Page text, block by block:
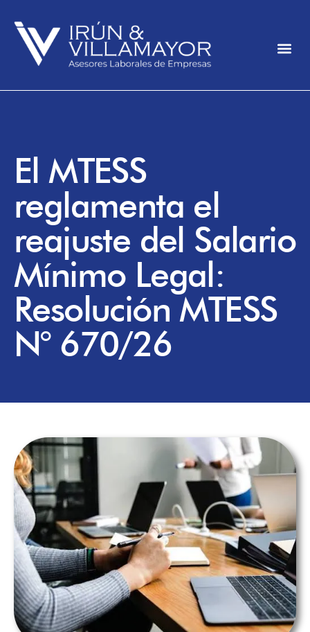
El MTESS
reglamenta el
reajuste del Salario
Mínimo Legal:
Resolución MTESS
N° 670/26